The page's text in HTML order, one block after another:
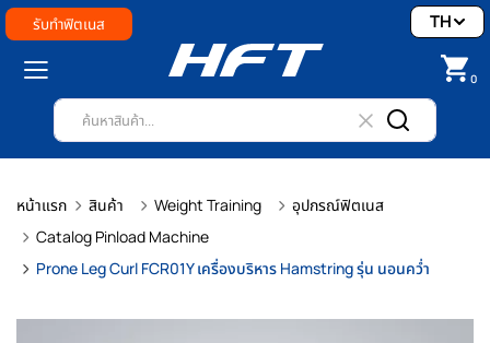
รับทำฟิตเนส
0
TH
หน้าแรก สินค้า Weight Training
อุปกรณ์ฟิตเนส
Catalog Pinload Machine
Prone Leg Curl FCR01Y เครื่องบริหาร Hamstring รุ่น นอนคว่ำ